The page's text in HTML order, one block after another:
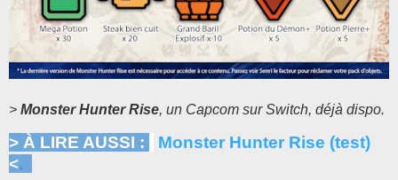
> Monster Hunter Rise, un Capcom sur Switch, déjà dispo.
> À LIRE AUSSI :
Monster Hunter Rise (test)
<.